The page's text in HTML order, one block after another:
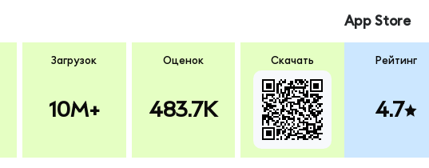
Загрузок
10M+
Оценок
483.7K
Скачать
App Store
Рейтинг
4.7